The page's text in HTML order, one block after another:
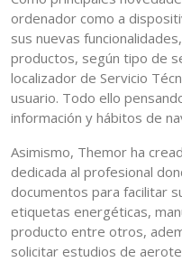
ordenador como a
sus nuevas
productos, según tipo de
localizador de Servicio
usuario. Todo ello
información y hábitos de
Asimismo, Themor ha
dedicada al profesional
documentos para facilitar
etiquetas energéticas,
producto entre otros,
solicitar estudios de